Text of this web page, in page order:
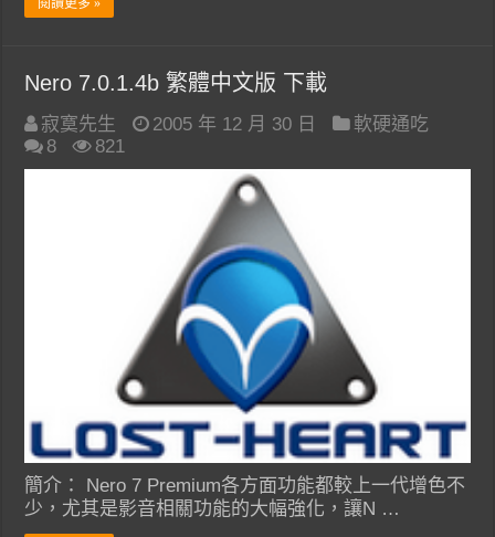
閱讀更多 »
Nero 7.0.1.4b 繁體中文版 下載
寂寞先生 2005 年 12 月 30 日
軟硬通吃
8
821
簡介： Nero 7 Premium各方面功能都較上一代增色不
少，尤其是影音相關功能的大幅強化，讓N …